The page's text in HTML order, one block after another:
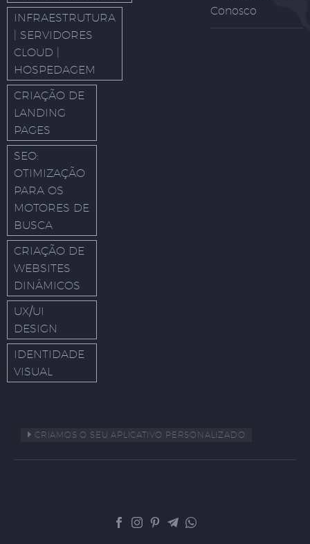
INFRAESTRUTURA
| SERVIDORES
CLOUD |
HOSPEDAGEM
CRIAÇÃO DE
LANDING
PAGES
SEO:
OTIMIZAÇÃO
PARA OS
MOTORES DE
BUSCA
CRIAÇÃO DE
WEBSITES
DINÂMICOS
UX/UI
DESIGN
IDENTIDADE
VISUAL
Conosco
CRIAMOS O SEU APLICATIVO PERSONALIZADO